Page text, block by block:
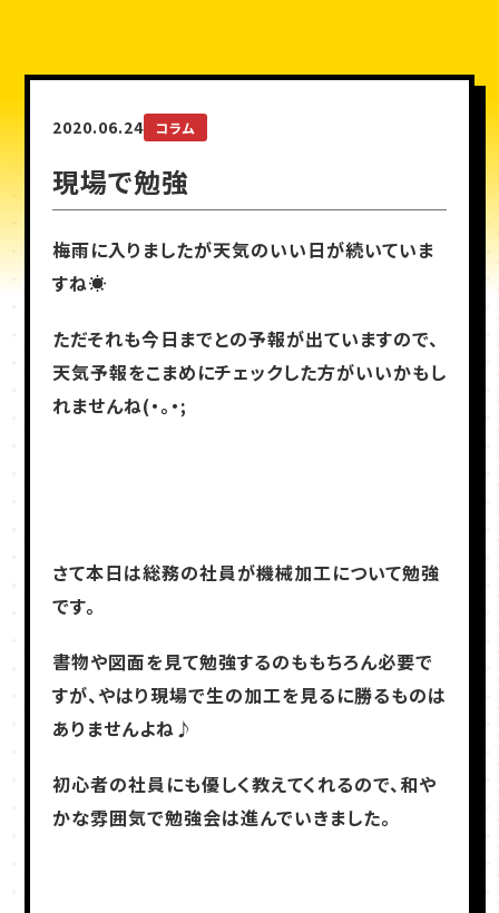
2020.06.24 コラム
現場で勉強
梅雨に入りましたが天気のいい日が続いていま
すね☀
ただそれも今日までとの予報が出ていますので、
天気予報をこまめにチェックした方がいいかもし
れませんね(・。・;
さて本日は総務の社員が機械加工について勉強
です。
書物や図面を見て勉強するのももちろん必要で
すが、やはり現場で生の加工を見るに勝るものは
ありませんよね♪
初心者の社員にも優しく教えてくれるので、和や
かな雰囲気で勉強会は進んでいきました。